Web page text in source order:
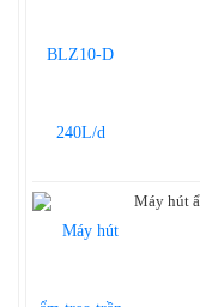
Máy hút